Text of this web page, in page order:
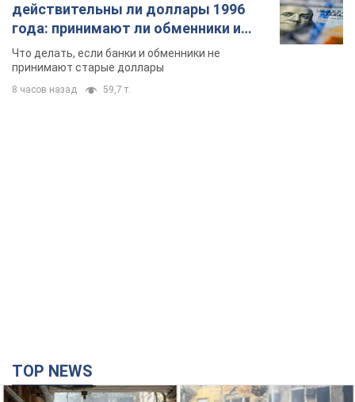
действительны ли доллары 1996
года: принимают ли обменники и
банки такие купюры
Что делать, если банки и обменники не
принимают старые доллары
8 часов назад 59,7 т.
TOP NEWS